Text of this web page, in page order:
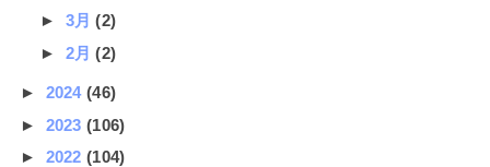
► 3月(2)
► 2月(2)
► 2024(46)
► 2023(106)
► 2022(104)